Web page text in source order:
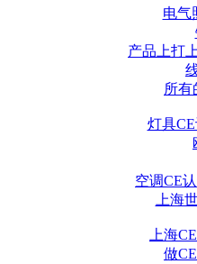
电气
产品上打
所有
灯具
空调CE
上海
上海
做